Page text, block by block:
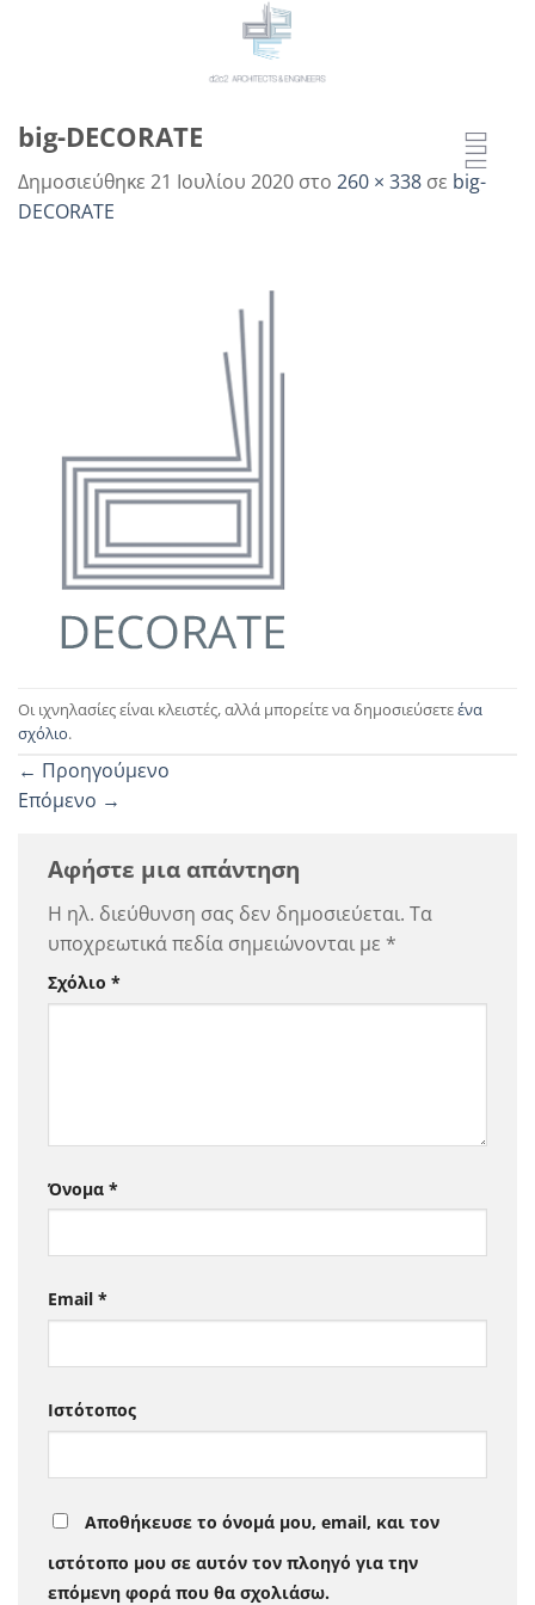
big-DECORATE
Δημοσιεύθηκε 21 Ιουλίου 2020 στο 260 × 338 σε big-
DECORATE
Οι ιχνηλασίες είναι κλειστές, αλλά μπορείτε να δημοσιεύσετεένα
σχόλιο.
← Προηγούμενο
Επόμενο →
Αφήστε μια απάντηση
Η ηλ. διεύθυνση σας δεν δημοσιεύεται. Τα
υποχρεωτικά πεδία σημειώνονται με *
Σχόλιο *
Όνομα *
Email *
Ιστότοπος
Αποθήκευσε το όνομά μου, email, και τον
ιστότοπο μου σε αυτόν τον πλοηγό για την
επόμενη φορά που θα σχολιάσω.